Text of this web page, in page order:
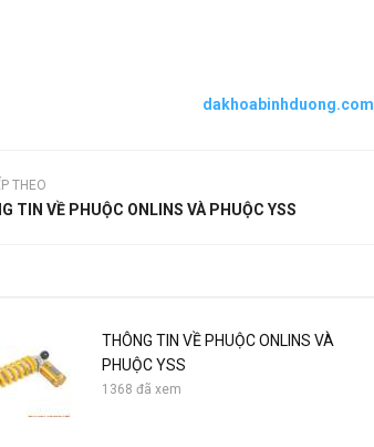
dakhoabinhduong.com
THEO
TIN VỀ PHUỘC ONLINS VÀ PHUỘC YSS
THÔNG TIN VỀ PHUỘC ONLINS VÀ
PHUỘC YSS
1368 đã xem